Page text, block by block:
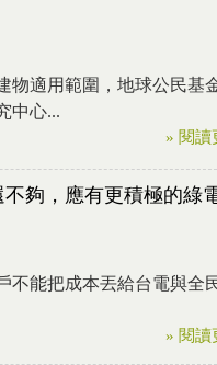
物適用範圍，地球公民基
中心...
» 閱讀
夠，應有更積極的綠
能把成本丟給台電與全
» 閱讀